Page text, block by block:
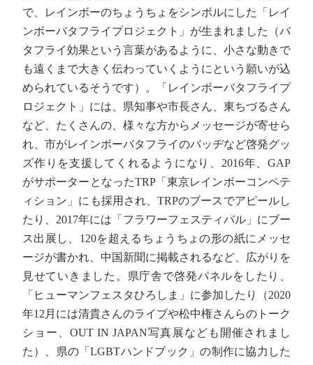
で、レインボーのちょうちょをシンボルにした「レイ
ンボーバタフライプロジェクト」が生まれました（バ
タフライ効果という言葉があるように、小さな動きで
も遠くまで大きく伝わっていくようにという願いが込
められているそうです）。「レインボーバタフライプ
ロジェクト」には、県知事や市長さん、東ちづるさん
など、たくさんの、様々な方からメッセージが寄せら
れ、市がレインボーバタフライのバッヂなど啓発グッ
ズ作りを支援してくれるようになり、2016年、GAP
がサポーターとなったTRP「東京レインボーコンペテ
ィション」にも採用され、TRPのブースでアピールし
たり、2017年には「フラワーフェスティバル」にブー
ス出展し、120を超えるちょうちょの形の紙にメッセ
ージが書かれ、中国新聞に掲載されるなど、広がりを
見せていきました。県庁舎で啓発パネルをしたり、
「ヒューマンフェスタひろしま」に参加したり（2020
年12月には清貴さんのライブや松中権さんらのトーク
ショー、OUT IN JAPAN写真展なども開催されまし
た）、県の「LGBTハンドブック」の制作に協力した